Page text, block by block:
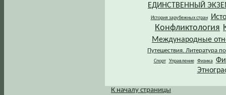
ЕДИНСТВЕННЫЙ
История зарубежных стран
Конфликтология
Международные
Путешествия. Литература
Спорт Управление Физика
К началу страницы